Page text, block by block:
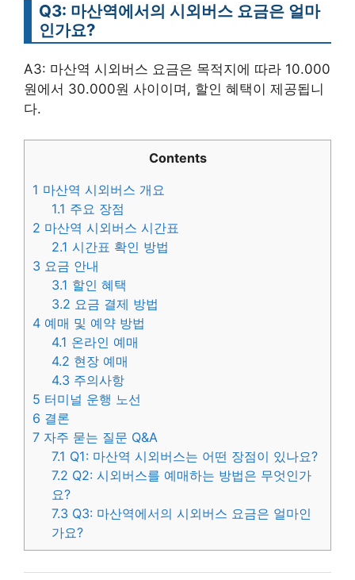
Q3: 마산역에서의 시외버스 요금은 얼마
인가요?
A3: 마산역 시외버스 요금은 목적지에 따라 10.000
원에서 30.000원 사이이며, 할인 혜택이 제공됩니
다.
Contents
1 마산역 시외버스 개요
1.1 주요 장점
2 마산역 시외버스 시간표
2.1 시간표 확인 방법
3 요금 안내
3.1 할인 혜택
3.2 요금 결제 방법
4 예매 및 예약 방법
4.1 온라인 예매
4.2 현장 예매
4.3 주의사항
5 터미널 운행 노선
6 결론
7 자주 묻는 질문 Q&A
7.1 Q1: 마산역 시외버스는 어떤 장점이 있나요?
7.2 Q2: 시외버스를 예매하는 방법은 무엇인가
요?
7.3 Q3: 마산역에서의 시외버스 요금은 얼마인
가요?